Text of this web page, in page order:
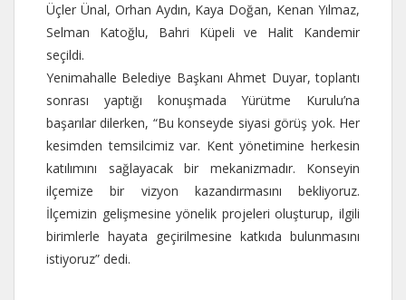
Üçler Ünal, Orhan Aydın, Kaya Doğan, Kenan Yılmaz,
Selman Katoğlu, Bahri Küpeli ve Halit Kandemir
seçildi.
Yenimahalle Belediye Başkanı Ahmet Duyar, toplantı
sonrası yaptığı konuşmada Yürütme Kurulu’na
başarılar dilerken, “Bu konseyde siyasi görüş yok. Her
kesimden temsilcimiz var. Kent yönetimine herkesin
katılımını sağlayacak bir mekanizmadır. Konseyin
ilçemize bir vizyon kazandırmasını bekliyoruz.
İlçemizin gelişmesine yönelik projeleri oluşturup, ilgili
birimlerle hayata geçirilmesine katkıda bulunmasını
istiyoruz” dedi.